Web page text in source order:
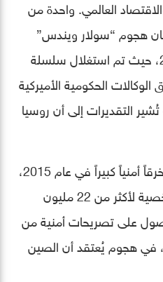
العالمي. واحدة من
كان هجوم “سولار ويندس”
(SolarWinds) في عام 2020، حيث تم استغلال سلسلة
الوكالات الحكومية الأميركية
التقديرات إلى أن روسيا
كما شهدت الولايات المتحدة خرقاً أمنياً كبيراً في عام 2015،
حيث تمت سرقة سجلات شخصية لأكثر من 22 مليون
على تصريحات أمنية من
في هجوم يُعتقد أن الصين